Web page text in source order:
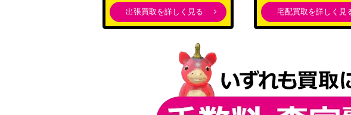
ポートガス・D・エース（SR/パラレル）【OP02-013】
キュロス（L/パラレル/箔押し）【EB01-040】
Mr.2・ボン・クレー(ベンサム)（SEC）【EB01-061】
出張買取を詳しく見る 宅配買取を詳しく見